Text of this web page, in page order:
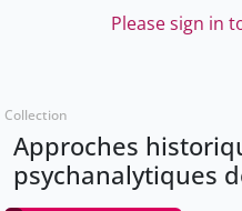
Please sign in
Collection
Approches
psychanalytiques